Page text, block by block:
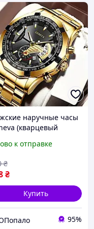
наручные часы
(кварцевый
к отправке
₴
₴
Купить
95%